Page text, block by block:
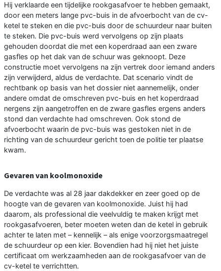
Hij verklaarde een tijdelijke rookgasafvoer te hebben gemaakt,
door een meters lange pvc-buis in de afvoerbocht van de cv-
ketel te steken en die pvc-buis door de schuurdeur naar buiten
te steken. Die pvc-buis werd vervolgens op zijn plaats
gehouden doordat die met een koperdraad aan een zware
gasfles op het dak van de schuur was geknoopt. Deze
constructie moet vervolgens na zijn vertrek door iemand anders
zijn verwijderd, aldus de verdachte. Dat scenario vindt de
rechtbank op basis van het dossier niet aannemelijk, onder
andere omdat de omschreven pvc-buis en het koperdraad
nergens zijn aangetroffen en de zware gasfles ergens anders
stond dan verdachte had omschreven. Ook stond de
afvoerbocht waarin de pvc-buis was gestoken niet in de
richting van de schuurdeur gericht toen de politie ter plaatse
kwam.
Gevaren van koolmonoxide
De verdachte was al 28 jaar dakdekker en zeer goed op de
hoogte van de gevaren van koolmonoxide. Juist hij had
daarom, als professional die veelvuldig te maken krijgt met
rookgasafvoeren, beter moeten weten dan de ketel in gebruik
achter te laten met – kennelijk – als enige voorzorgsmaatregel
de schuurdeur op een kier. Bovendien had hij niet het juiste
certificaat om werkzaamheden aan de rookgasafvoer van de
cv-ketel te verrichtten.